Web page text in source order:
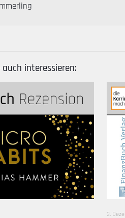
interessieren:
3.